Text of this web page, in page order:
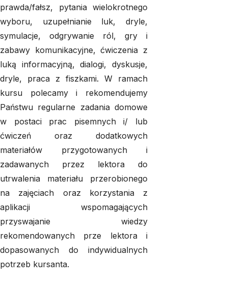
prawda/fałsz, pytania wielokrotnego
wyboru, uzupełnianie luk, dryle,
symulacje, odgrywanie ról, gry i
zabawy komunikacyjne, ćwiczenia z
luką informacyjną, dialogi, dyskusje,
dryle, praca z fiszkami. W ramach
kursu polecamy i rekomendujemy
Państwu regularne zadania domowe
w postaci prac pisemnych i/ lub
ćwiczeń oraz dodatkowych
materiałów przygotowanych i
zadawanych przez lektora do
utrwalenia materiału przerobionego
na zajęciach oraz korzystania z
aplikacji wspomagających
przyswajanie wiedzy
rekomendowanych prze lektora i
dopasowanych do indywidualnych
potrzeb kursanta.